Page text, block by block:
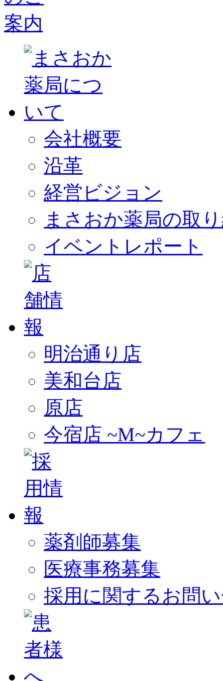
会社概要
沿革
経営ビジョン
まさおか薬局の取
イベントレポート
明治通り店
美和台店
原店
今宿店 ~M~カフェ
薬剤師募集
医療事務募集
採用に関するお問